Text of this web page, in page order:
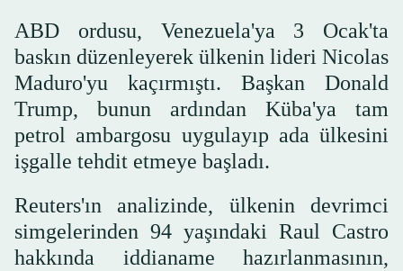
ABD ordusu, Venezuela'ya 3 Ocak'ta
baskın düzenleyerek ülkenin lideri Nicolas
Maduro'yu kaçırmıştı. Başkan Donald
Trump, bunun ardından Küba'ya tam
petrol ambargosu uygulayıp ada ülkesini
işgalle tehdit etmeye başladı.
Reuters'ın analizinde, ülkenin devrimci
simgelerinden 94 yaşındaki Raul Castro
hakkında iddianame hazırlanmasının,